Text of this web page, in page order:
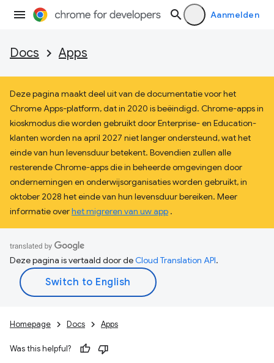
Aanmelden
Docs Apps
Deze pagina maakt deel uit van de documentatie voor het
Chrome Apps-platform, dat in 2020 is beëindigd. Chrome-apps in
kioskmodus die worden gebruikt door Enterprise- en Education-
klanten worden na april 2027 niet langer ondersteund, wat het
einde van hun levensduur betekent. Bovendien zullen alle
resterende Chrome-apps die in beheerde omgevingen door
ondernemingen en onderwijsorganisaties worden gebruikt, in
oktober 2028 het einde van hun levensduur bereiken. Meer
informatie overhet migreren van uw app .
Deze pagina is vertaald door deCloud Translation API.
Homepage Docs Apps
Was this helpful?